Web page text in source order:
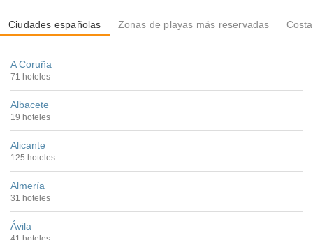
Ciudades españolas Zonas de playas más reservadas
A Coruña
71 hoteles
Albacete
19 hoteles
Alicante
125 hoteles
Almería
31 hoteles
Ávila